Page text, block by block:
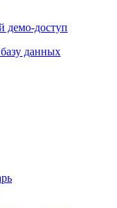
демо-доступ
данных